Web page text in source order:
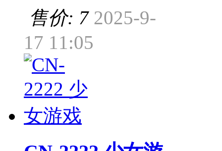
售价: 7 2025-9-
17 11:05